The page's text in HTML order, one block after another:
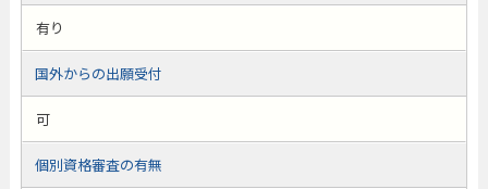
有り
国外からの出願受付
可
個別資格審査の有無